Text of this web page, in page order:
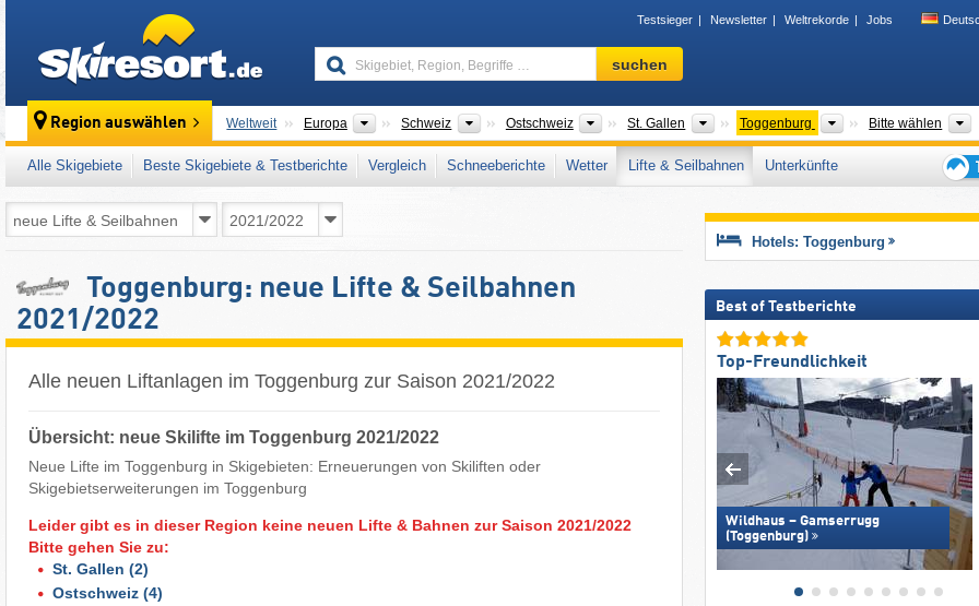
Testsieger Newsletter Weltrekorde Jobs
Skigebiet,
Region,
…
suchen
Region auswählen Weltweit Europa Kontinente
Schweiz LänderOstschweiz Großregionen
St. Gallen Kantone
Toggenburg Tourismusregionen
Bitte wählen
Alle Skigebiete Beste Skigebiete & Testberichte Vergleich Schneeberichte Wetter Lifte & Seilbahnen
Unterkünfte
für
Toggenburg: neue Lifte & Seilbahnen
2021/2022
Alle neuen Liftanlagen im Toggenburg zur Saison 2021/2022
Übersicht: neue Skilifte im Toggenburg 2021/2022
Neue Lifte im Toggenburg in Skigebieten: Erneuerungen von Skiliften oder
Skigebietserweiterungen im Toggenburg
Leider gibt es in dieser Region keine neuen Lifte & Bahnen zur Saison 2021/2022
Bitte gehen Sie zu:
St. Gallen (2)
Ostschweiz (4)
Hotels: Toggenburg
Best of Testberichte
Top-Freundlichkeit
Wildhaus – Gamserrugg
(Toggenburg)